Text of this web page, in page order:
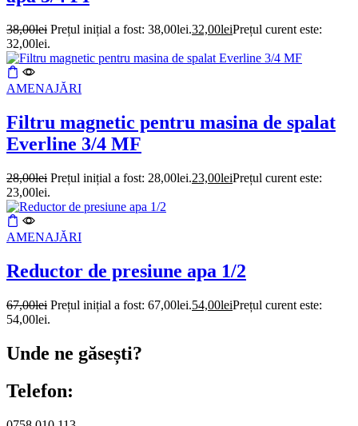
38,00lei Prețul inițial a fost: 38,00lei.32,00leiPrețul curent este:
32,00lei.
AMENAJĂRI
Filtru magnetic pentru masina de spalat
Everline 3/4 MF
28,00lei Prețul inițial a fost: 28,00lei.23,00leiPrețul curent este:
23,00lei.
AMENAJĂRI
Reductor de presiune apa 1/2
67,00lei Prețul inițial a fost: 67,00lei.54,00leiPrețul curent este:
54,00lei.
Unde ne găsești?
Telefon: